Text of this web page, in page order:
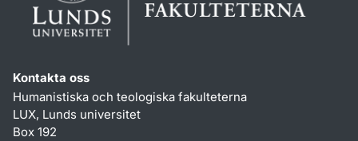
Kontakta oss
Humanistiska och teologiska fakulteterna
LUX, Lunds universitet
Box 192